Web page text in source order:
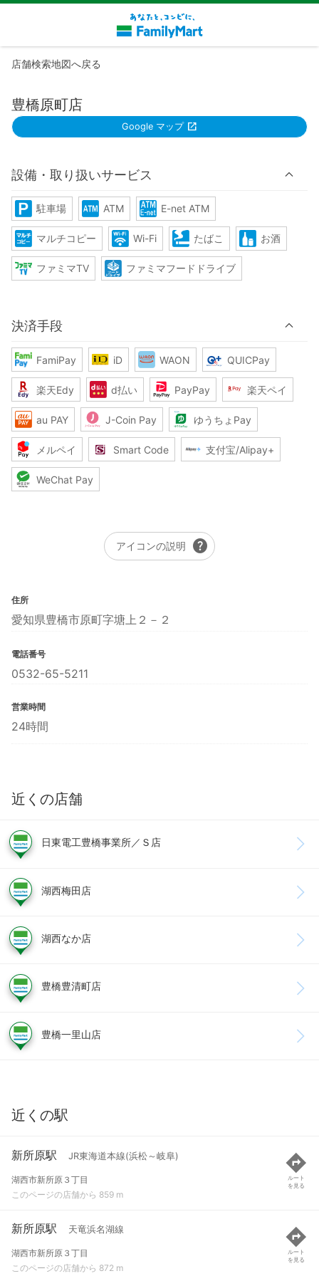
店舗検索地図へ戻る
豊橋原町店
Google マップ
設備・取り扱いサービス
駐車場 ATM E-net ATM
マルチコピー Wi-Fi たばこ お酒
ファミマTV ファミマフードドライブ
決済手段
FamiPay iD WAON QUICPay
楽天Edy d払い PayPay 楽天ペイ
au PAY J-Coin Pay ゆうちょPay
メルペイ Smart Code 支付宝/Alipay+
WeChat Pay
アイコンの説明 help
住所
愛知県豊橋市原町字塘上２－２
電話番号
0532-65-5211
営業時間
24時間
近くの店舗
日東電工豊橋事業所／Ｓ店
湖西梅田店
湖西なか店
豊橋豊清町店
豊橋一里山店
近くの駅
新所原駅 JR東海道本線(浜松～岐阜)
湖西市新所原３丁目
このページの店舗から 859 m
ルート
を見る
新所原駅 天竜浜名湖線
湖西市新所原３丁目
このページの店舗から 872 m
ルート
を見る